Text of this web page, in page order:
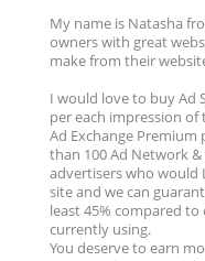
My name is Natasha
owners with great
make from their
I would love to buy Ad
per each impression of
Ad Exchange
than 100 Ad Network
advertisers who would
site and we can
least 45% compared
currently using.
You deserve to earn